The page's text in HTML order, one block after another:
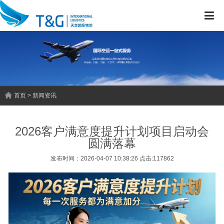
首页 > 新闻资讯
2026客户满意度提升计划项目启动会
圆满落幕
发布时间：2026-04-07 10:38:26 点击:117862